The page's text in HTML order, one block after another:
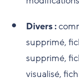
Divers :
supprimé,
supprimé,
visualisé,